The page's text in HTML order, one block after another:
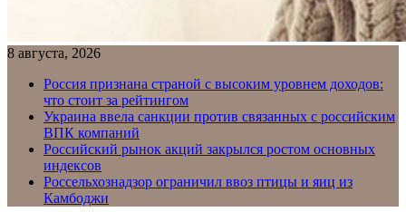
8 августа, 2026
Россия признана страной с высоким уровнем доходов:
что стоит за рейтингом
Украина ввела санкции против связанных с российским
ВПК компаний
Российский рынок акций закрылся ростом основных
индексов
Россельхознадзор ограничил ввоз птицы и яиц из
Камбоджи